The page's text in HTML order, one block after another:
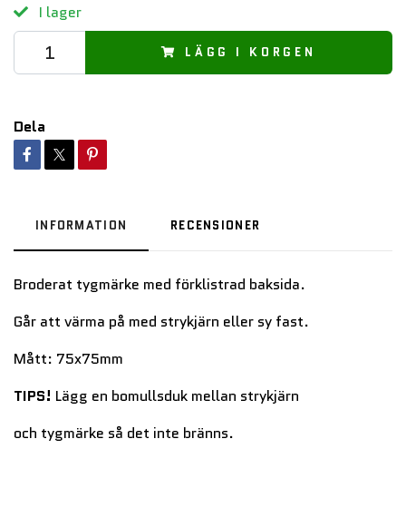
I lager
LÄGG I KORGEN
Dela
INFORMATION RECENSIONER
Broderat tygmärke med förklistrad baksida.
Går att värma på med strykjärn eller sy fast.
Mått: 75x75mm
TIPS! Lägg en bomullsduk mellan strykjärn
och tygmärke så det inte bränns.